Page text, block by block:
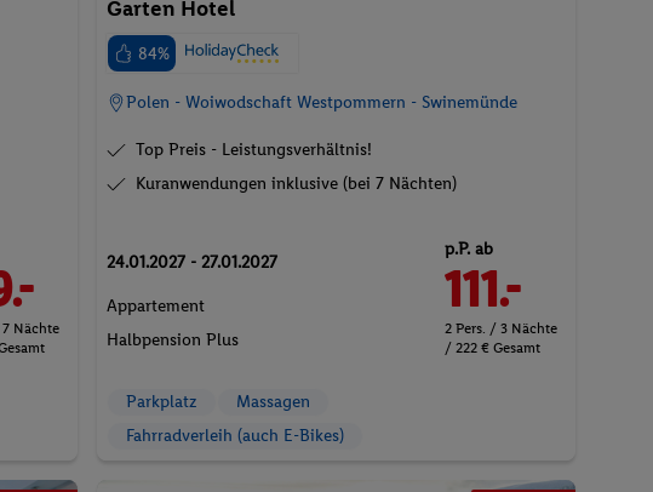
Nächte
Garten Hotel
84%
Polen - Woiwodschaft Westpommern - Swinemünde
Top Preis - Leistungsverhältnis!
Kuranwendungen inklusive (bei 7 Nächten)
24.01.2027 - 27.01.2027
Appartement
Halbpension Plus
p.P. ab
111.-
2 Pers. / 3 Nächte
/ 222 € Gesamt
Parkplatz
Massagen
Fahrradverleih (auch E-Bikes)